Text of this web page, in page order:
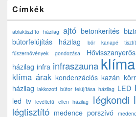
Címkék
ablaktisztító házilag ajtó betonkerítés
bútorfelújítás házilag bőr kanapé
fűszernövények gondozása
házilag infra infraszauna klíma
klíma árak kondenzációs kazán
házilag lakkozott bútor felújítása házilag LED
led tv levéltetű ellen házilag légkondi
légtisztító medence porszívó